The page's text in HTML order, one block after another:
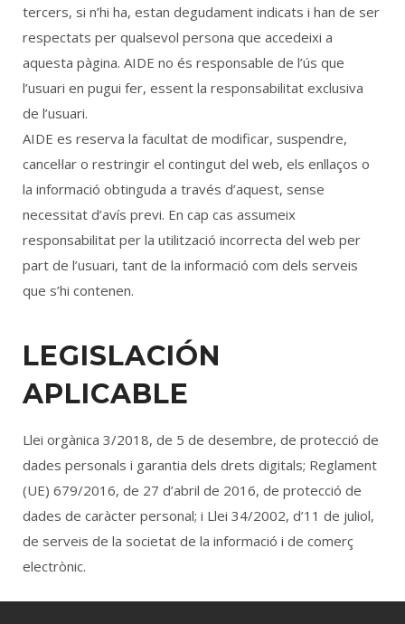
tercers, si n’hi ha, estan degudament indicats i han de ser
respectats per qualsevol persona que accedeixi a
aquesta pàgina. AIDE no és responsable de l’ús que
l’usuari en pugui fer, essent la responsabilitat exclusiva
de l’usuari.
AIDE es reserva la facultat de modificar, suspendre,
cancel·lar o restringir el contingut del web, els enllaços o
la informació obtinguda a través d’aquest, sense
necessitat d’avís previ. En cap cas assumeix
responsabilitat per la utilització incorrecta del web per
part de l’usuari, tant de la informació com dels serveis
que s’hi contenen.
LEGISLACIÓN
APLICABLE
Llei orgànica 3/2018, de 5 de desembre, de protecció de
dades personals i garantia dels drets digitals; Reglament
(UE) 679/2016, de 27 d’abril de 2016, de protecció de
dades de caràcter personal; i Llei 34/2002, d’11 de juliol,
de serveis de la societat de la informació i de comerç
electrònic.